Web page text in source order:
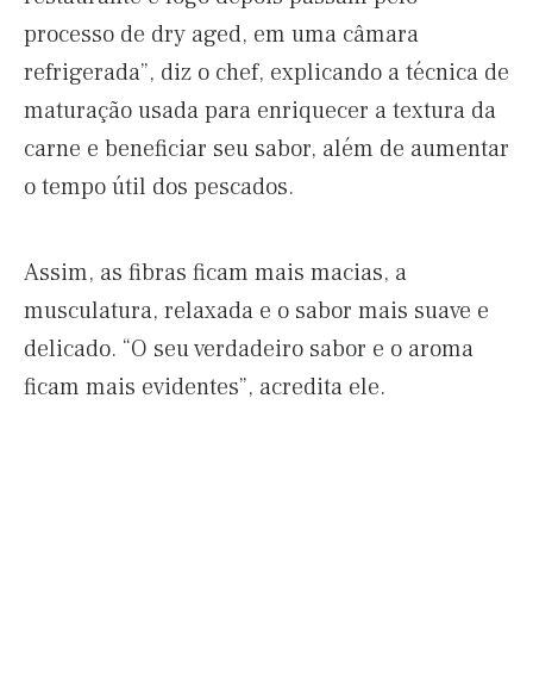
processo de dry aged, em uma câmara
refrigerada”, diz o chef, explicando a técnica de
maturação usada para enriquecer a textura da
carne e beneficiar seu sabor, além de aumentar
o tempo útil dos pescados.
Assim, as fibras ficam mais macias, a
musculatura, relaxada e o sabor mais suave e
delicado. “O seu verdadeiro sabor e o aroma
ficam mais evidentes”, acredita ele.